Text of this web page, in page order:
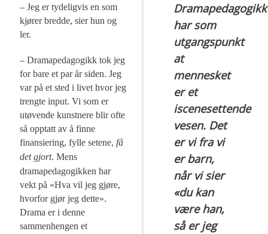
har som
utgangspunkt
at
mennesket
er et
iscenesettende
vesen. Det
er vi fra vi
er barn,
når vi sier
«du kan
være han,
så er jeg
– Jeg er tydeligvis en som
kjører bredde, sier hun og
ler.
– Dramapedagogikk tok jeg
for bare et par år siden. Jeg
var på et sted i livet hvor jeg
trengte input. Vi som er
utøvende kunstnere blir ofte
så opptatt av å finne
finansiering, fylle setene,få
det gjort. Mens
dramapedagogikken har
vekt på «Hva vil jeg gjøre,
hvorfor gjør jeg dette».
Drama er i denne
sammenhengen et